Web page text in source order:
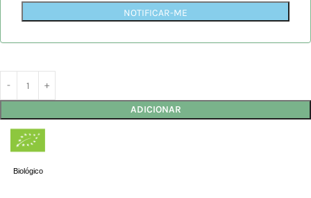
NOTIFICAR-ME
ADICIONAR
Biológico